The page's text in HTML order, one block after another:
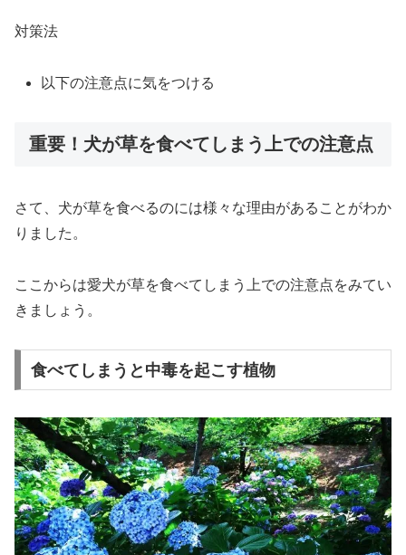
対策法
以下の注意点に気をつける
重要！犬が草を食べてしまう上での注意点
さて、犬が草を食べるのには様々な理由があることがわか
りました。
ここからは愛犬が草を食べてしまう上での注意点をみてい
きましょう。
食べてしまうと中毒を起こす植物